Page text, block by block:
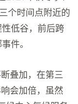
个时间点附近的
低谷，前后跨
件。
叠加，在第三
会加倍，虽然